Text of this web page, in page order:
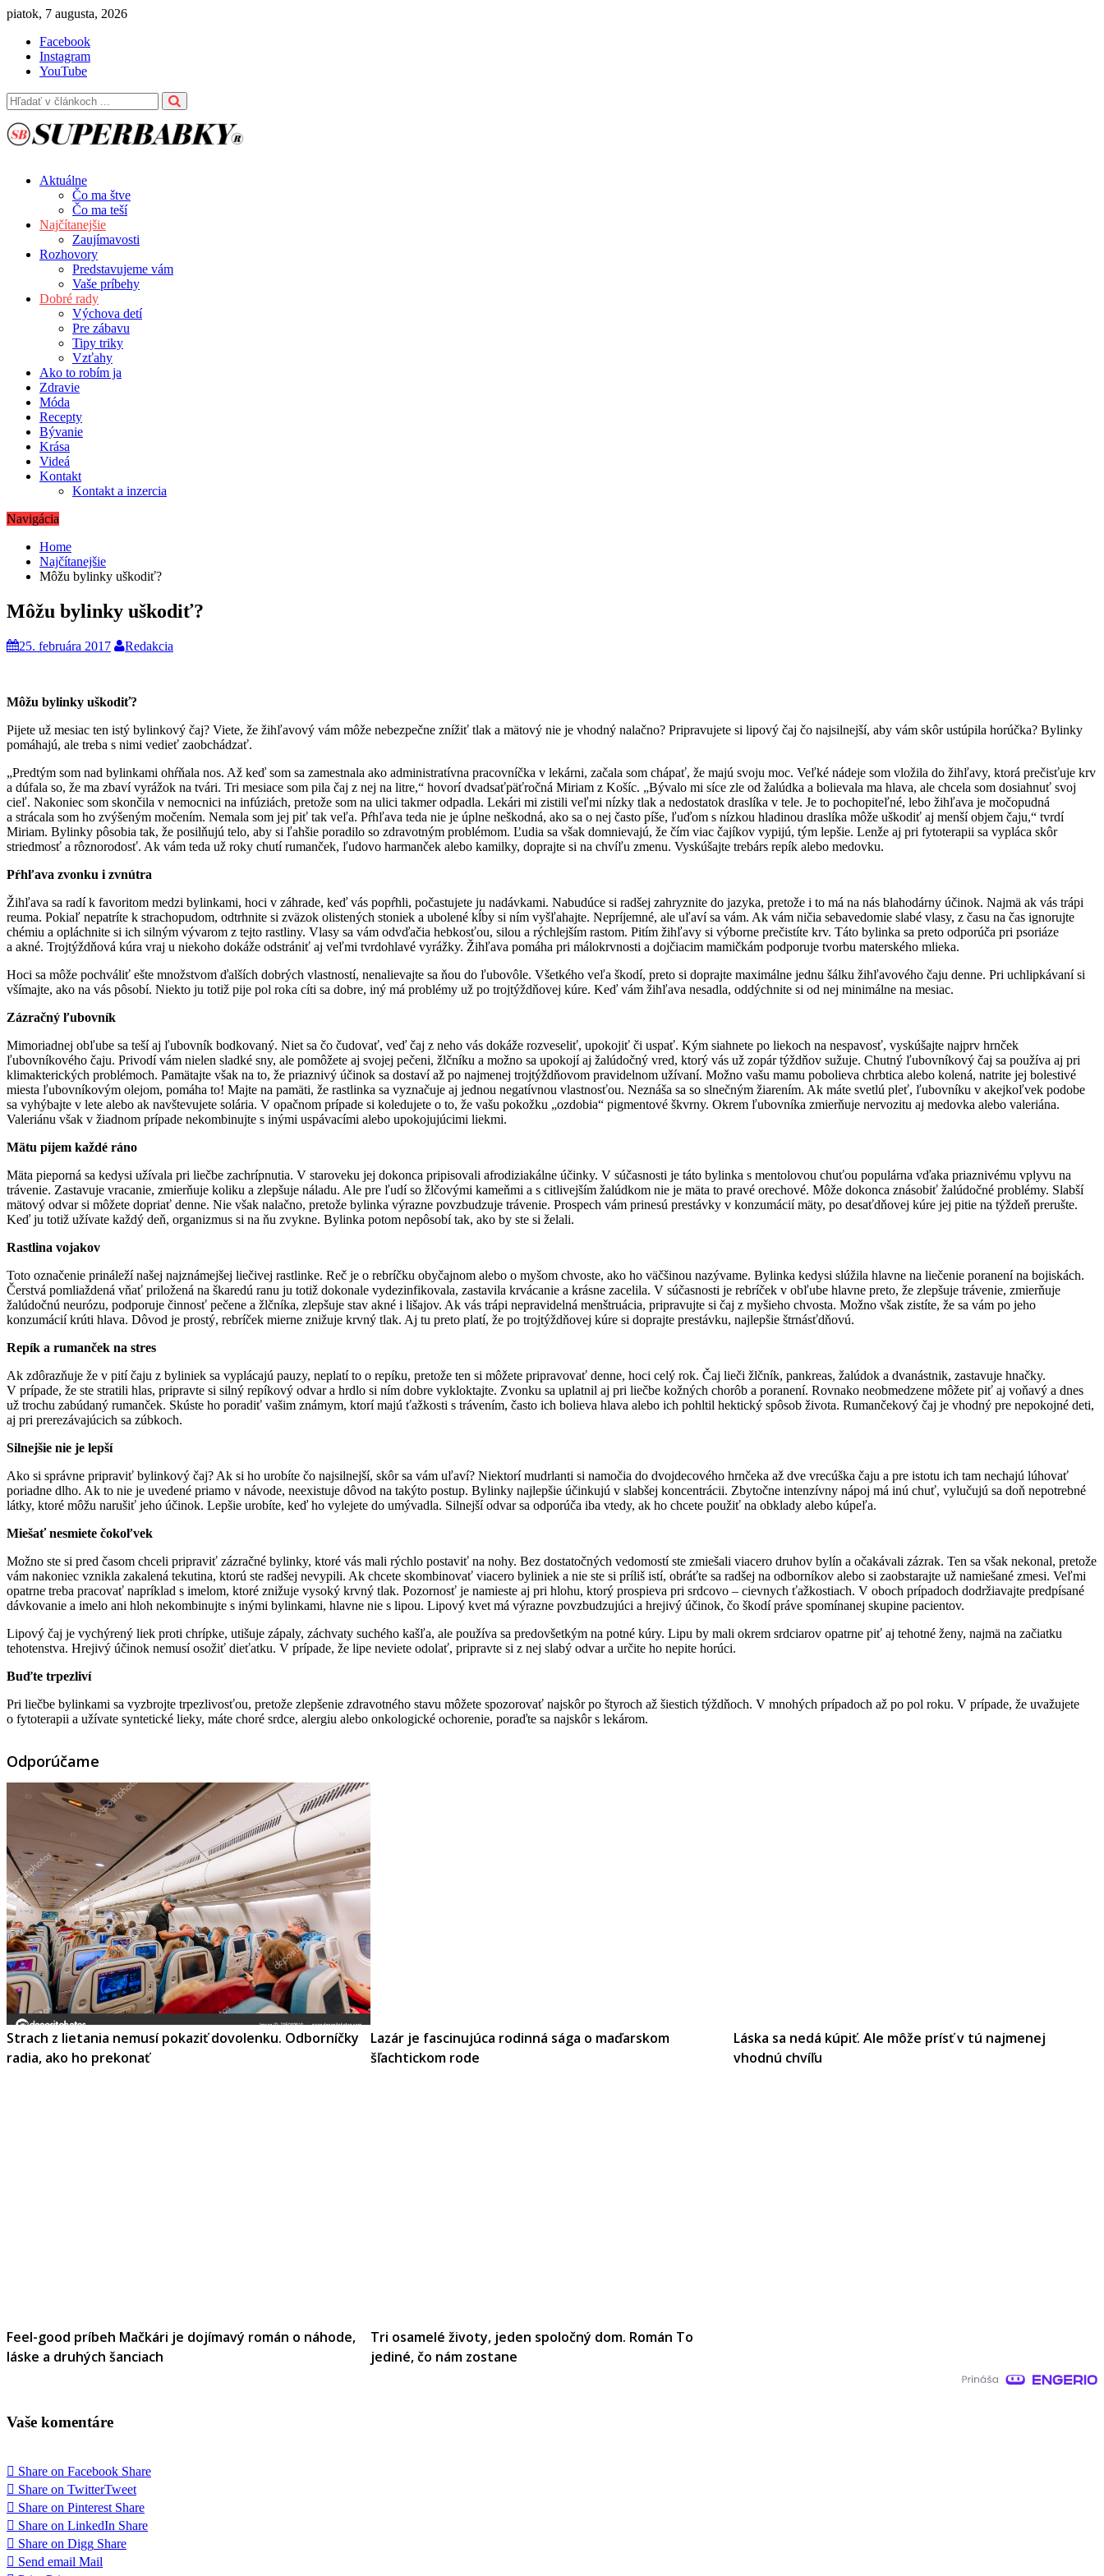
Skip
content
piatok, 7 augusta, 2026
Facebook
Instagram
YouTube
Aktuálne
Čo ma štve
Čo ma teší
Najčítanejšie
Zaujímavosti
Rozhovory
Predstavujeme vám
Vaše príbehy
Dobré rady
Výchova detí
Pre zábavu
Tipy triky
Vzťahy
Ako to robím ja
Zdravie
Móda
Recepty
Bývanie
Krása
Videá
Kontakt
Kontakt a inzercia
Navigácia
Home
Najčítanejšie
Môžu bylinky uškodiť?
Môžu bylinky uškodiť?
25. februára 2017 Redakcia
Môžu bylinky uškodiť?
Pijete už mesiac ten istý bylinkový čaj? Viete, že žihľavový vám môže nebezpečne znížiť tlak a mätový nie je vhodný nalačno? Pripravujete si lipový čaj čo najsilnejší, aby vám skôr ustúpila horúčka? Bylinky
pomáhajú, ale treba s nimi vedieť zaobchádzať.
„Predtým som nad bylinkami ohŕňala nos. Až keď som sa zamestnala ako administratívna pracovníčka v lekárni, začala som chápať, že majú svoju moc. Veľké nádeje som vložila do žihľavy, ktorá prečisťuje krv
a dúfala so, že ma zbaví vyrážok na tvári. Tri mesiace som pila čaj z nej na litre,“ hovorí dvadsaťpäťročná Miriam z Košíc. „Bývalo mi síce zle od žalúdka a bolievala ma hlava, ale chcela som dosiahnuť svoj
cieľ. Nakoniec som skončila v nemocnici na infúziách, pretože som na ulici takmer odpadla. Lekári mi zistili veľmi nízky tlak a nedostatok draslíka v tele. Je to pochopiteľné, lebo žihľava je močopudná
a strácala som ho zvýšeným močením. Nemala som jej piť tak veľa. Pŕhľava teda nie je úplne neškodná, ako sa o nej často píše, ľuďom s nízkou hladinou draslíka môže uškodiť aj menší objem čaju,“ tvrdí
Miriam. Bylinky pôsobia tak, že posilňujú telo, aby si ľahšie poradilo so zdravotným problémom. Ľudia sa však domnievajú, že čím viac čajíkov vypijú, tým lepšie. Lenže aj pri fytoterapii sa vypláca skôr
striedmosť a rôznorodosť. Ak vám teda už roky chutí rumanček, ľudovo harmanček alebo kamilky, doprajte si na chvíľu zmenu. Vyskúšajte trebárs repík alebo medovku.
Pŕhľava zvonku i zvnútra
Žihľava sa radí k favoritom medzi bylinkami, hoci v záhrade, keď vás popŕhli, počastujete ju nadávkami. Nabudúce si radšej zahryznite do jazyka, pretože i to má na nás blahodárny účinok. Najmä ak vás trápi
reuma. Pokiaľ nepatríte k strachopudom, odtrhnite si zväzok olistených stoniek a ubolené kĺby si ním vyšľahajte. Nepríjemné, ale uľaví sa vám. Ak vám ničia sebavedomie slabé vlasy, z času na čas ignorujte
chémiu a opláchnite si ich silným vývarom z tejto rastliny. Vlasy sa vám odvďačia hebkosťou, silou a rýchlejším rastom. Pitím žihľavy si výborne prečistíte krv. Táto bylinka sa preto odporúča pri psoriáze
a akné. Trojtýždňová kúra vraj u niekoho dokáže odstrániť aj veľmi tvrdohlavé vyrážky. Žihľava pomáha pri málokrvnosti a dojčiacim mamičkám podporuje tvorbu materského mlieka.
Hoci sa môže pochváliť ešte množstvom ďalších dobrých vlastností, nenalievajte sa ňou do ľubovôle. Všetkého veľa škodí, preto si doprajte maximálne jednu šálku žihľavového čaju denne. Pri uchlipkávaní si
všímajte, ako na vás pôsobí. Niekto ju totiž pije pol roka cíti sa dobre, iný má problémy už po trojtýždňovej kúre. Keď vám žihľava nesadla, oddýchnite si od nej minimálne na mesiac.
Zázračný ľubovník
Mimoriadnej obľube sa teší aj ľubovník bodkovaný. Niet sa čo čudovať, veď čaj z neho vás dokáže rozveseliť, upokojiť či uspať. Kým siahnete po liekoch na nespavosť, vyskúšajte najprv hrnček
ľubovníkového čaju. Privodí vám nielen sladké sny, ale pomôžete aj svojej pečeni, žlčníku a možno sa upokojí aj žalúdočný vred, ktorý vás už zopár týždňov sužuje. Chutný ľubovníkový čaj sa používa aj pri
klimakterických problémoch. Pamätajte však na to, že priaznivý účinok sa dostaví až po najmenej trojtýždňovom pravidelnom užívaní. Možno vašu mamu pobolieva chrbtica alebo kolená, natrite jej bolestivé
miesta ľubovníkovým olejom, pomáha to! Majte na pamäti, že rastlinka sa vyznačuje aj jednou negatívnou vlastnosťou. Neznáša sa so slnečným žiarením. Ak máte svetlú pleť, ľubovníku v akejkoľvek podobe
sa vyhýbajte v lete alebo ak navštevujete solária. V opačnom prípade si koledujete o to, že vašu pokožku „ozdobia“ pigmentové škvrny. Okrem ľubovníka zmierňuje nervozitu aj medovka alebo valeriána.
Valeriánu však v žiadnom prípade nekombinujte s inými uspávacími alebo upokojujúcimi liekmi.
Mätu pijem každé ráno
Mäta pieporná sa kedysi užívala pri liečbe zachrípnutia. V staroveku jej dokonca pripisovali afrodiziakálne účinky. V súčasnosti je táto bylinka s mentolovou chuťou populárna vďaka priaznivému vplyvu na
trávenie. Zastavuje vracanie, zmierňuje koliku a zlepšuje náladu. Ale pre ľudí so žlčovými kameňmi a s citlivejším žalúdkom nie je mäta to pravé orechové. Môže dokonca znásobiť žalúdočné problémy. Slabší
mätový odvar si môžete dopriať denne. Nie však nalačno, pretože bylinka výrazne povzbudzuje trávenie. Prospech vám prinesú prestávky v konzumácií mäty, po desaťdňovej kúre jej pitie na týždeň prerušte.
Keď ju totiž užívate každý deň, organizmus si na ňu zvykne. Bylinka potom nepôsobí tak, ako by ste si želali.
Rastlina vojakov
Toto označenie prináleží našej najznámejšej liečivej rastlinke. Reč je o rebríčku obyčajnom alebo o myšom chvoste, ako ho väčšinou nazývame. Bylinka kedysi slúžila hlavne na liečenie poranení na bojiskách.
Čerstvá pomliaždená vňať priložená na škaredú ranu ju totiž dokonale vydezinfikovala, zastavila krvácanie a krásne zacelila. V súčasnosti je rebríček v obľube hlavne preto, že zlepšuje trávenie, zmierňuje
žalúdočnú neurózu, podporuje činnosť pečene a žlčníka, zlepšuje stav akné i lišajov. Ak vás trápi nepravidelná menštruácia, pripravujte si čaj z myšieho chvosta. Možno však zistíte, že sa vám po jeho
konzumácií krúti hlava. Dôvod je prostý, rebríček mierne znižuje krvný tlak. Aj tu preto platí, že po trojtýždňovej kúre si doprajte prestávku, najlepšie štrnásťdňovú.
Repík a rumanček na stres
Ak zdôrazňuje že v pití čaju z byliniek sa vyplácajú pauzy, neplatí to o repíku, pretože ten si môžete pripravovať denne, hoci celý rok. Čaj lieči žlčník, pankreas, žalúdok a dvanástnik, zastavuje hnačky.
V prípade, že ste stratili hlas, pripravte si silný repíkový odvar a hrdlo si ním dobre vykloktajte. Zvonku sa uplatnil aj pri liečbe kožných chorôb a poranení. Rovnako neobmedzene môžete piť aj voňavý a dnes
už trochu zabúdaný rumanček. Skúste ho poradiť vašim známym, ktorí majú ťažkosti s trávením, často ich bolieva hlava alebo ich pohltil hektický spôsob života. Rumančekový čaj je vhodný pre nepokojné deti,
aj pri prerezávajúcich sa zúbkoch.
Silnejšie nie je lepší
Ako si správne pripraviť bylinkový čaj? Ak si ho urobíte čo najsilnejší, skôr sa vám uľaví? Niektorí mudrlanti si namočia do dvojdecového hrnčeka až dve vrecúška čaju a pre istotu ich tam nechajú lúhovať
poriadne dlho. Ak to nie je uvedené priamo v návode, neexistuje dôvod na takýto postup. Bylinky najlepšie účinkujú v slabšej koncentrácii. Zbytočne intenzívny nápoj má inú chuť, vylučujú sa doň nepotrebné
látky, ktoré môžu narušiť jeho účinok. Lepšie urobíte, keď ho vylejete do umývadla. Silnejší odvar sa odporúča iba vtedy, ak ho chcete použiť na obklady alebo kúpeľa.
Miešať nesmiete čokoľvek
Možno ste si pred časom chceli pripraviť zázračné bylinky, ktoré vás mali rýchlo postaviť na nohy. Bez dostatočných vedomostí ste zmiešali viacero druhov bylín a očakávali zázrak. Ten sa však nekonal, pretože
vám nakoniec vznikla zakalená tekutina, ktorú ste radšej nevypili. Ak chcete skombinovať viacero byliniek a nie ste si príliš istí, obráťte sa radšej na odborníkov alebo si zaobstarajte už namiešané zmesi. Veľmi
opatrne treba pracovať napríklad s imelom, ktoré znižuje vysoký krvný tlak. Pozornosť je namieste aj pri hlohu, ktorý prospieva pri srdcovo – cievnych ťažkostiach. V oboch prípadoch dodržiavajte predpísané
dávkovanie a imelo ani hloh nekombinujte s inými bylinkami, hlavne nie s lipou. Lipový kvet má výrazne povzbudzujúci a hrejivý účinok, čo škodí práve spomínanej skupine pacientov.
Lipový čaj je vychýrený liek proti chrípke, utišuje zápaly, záchvaty suchého kašľa, ale používa sa predovšetkým na potné kúry. Lipu by mali okrem srdciarov opatrne piť aj tehotné ženy, najmä na začiatku
tehotenstva. Hrejivý účinok nemusí osožiť dieťatku. V prípade, že lipe neviete odolať, pripravte si z nej slabý odvar a určite ho nepite horúci.
Buďte trpezliví
Pri liečbe bylinkami sa vyzbrojte trpezlivosťou, pretože zlepšenie zdravotného stavu môžete spozorovať najskôr po štyroch až šiestich týždňoch. V mnohých prípadoch až po pol roku. V prípade, že uvažujete
o fytoterapii a užívate syntetické lieky, máte choré srdce, alergiu alebo onkologické ochorenie, poraďte sa najskôr s lekárom.
Odporúčame
Strach z lietania nemusí pokaziť dovolenku. Odborníčky
radia, ako ho prekonať
Lazár je fascinujúca rodinná sága o maďarskom
šľachtickom rode
Láska sa nedá kúpiť. Ale môže prísť v tú najmenej
vhodnú chvíľu
Feel-good príbeh Mačkári je dojímavý román o náhode,
láske a druhých šanciach
Tri osamelé životy, jeden spoločný dom. Román To
jediné, čo nám zostane
Vaše komentáre
Share on Facebook Share
Share on TwitterTweet
Share on Pinterest Share
Share on LinkedIn Share
Share on Digg Share
Send email Mail